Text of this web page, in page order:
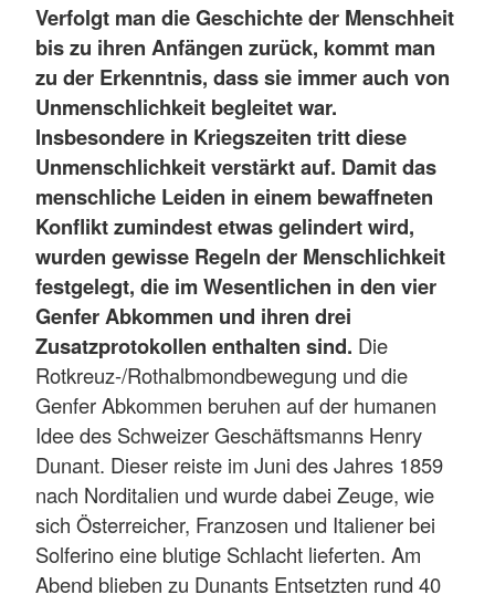
Verfolgt man die Geschichte der Menschheit
bis zu ihren Anfängen zurück, kommt man
zu der Erkenntnis, dass sie immer auch von
Unmenschlichkeit begleitet war.
Insbesondere in Kriegszeiten tritt diese
Unmenschlichkeit verstärkt auf. Damit das
menschliche Leiden in einem bewaffneten
Konflikt zumindest etwas gelindert wird,
wurden gewisse Regeln der Menschlichkeit
festgelegt, die im Wesentlichen in den vier
Genfer Abkommen und ihren drei
Zusatzprotokollen enthalten sind. Die
Rotkreuz-/Rothalbmondbewegung und die
Genfer Abkommen beruhen auf der humanen
Idee des Schweizer Geschäftsmanns Henry
Dunant. Dieser reiste im Juni des Jahres 1859
nach Norditalien und wurde dabei Zeuge, wie
sich Österreicher, Franzosen und Italiener bei
Solferino eine blutige Schlacht lieferten. Am
Abend blieben zu Dunants Entsetzten rund 40